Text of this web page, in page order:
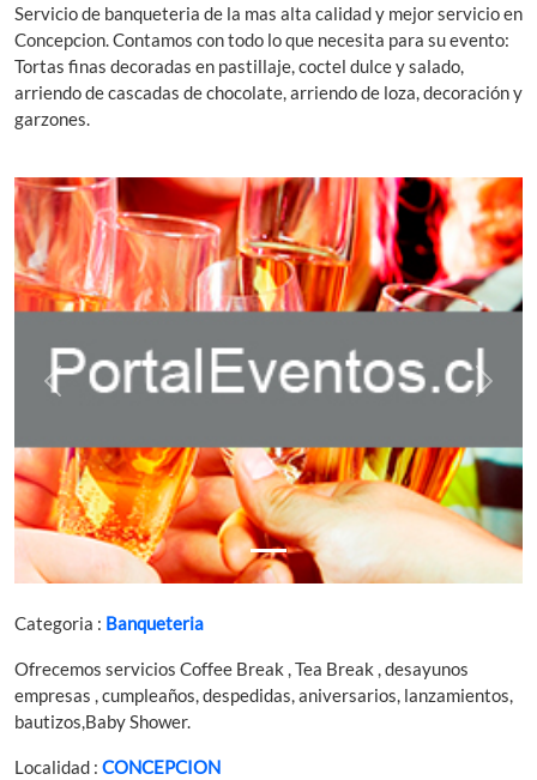
Servicio de banqueteria de la mas alta calidad y mejor servicio en
Concepcion. Contamos con todo lo que necesita para su evento:
Tortas finas decoradas en pastillaje, coctel dulce y salado,
arriendo de cascadas de chocolate, arriendo de loza, decoración y
garzones.
Previous Next
Categoria : Banqueteria
Ofrecemos servicios Coffee Break , Tea Break , desayunos
empresas , cumpleaños, despedidas, aniversarios, lanzamientos,
bautizos,Baby Shower.
Localidad : CONCEPCION